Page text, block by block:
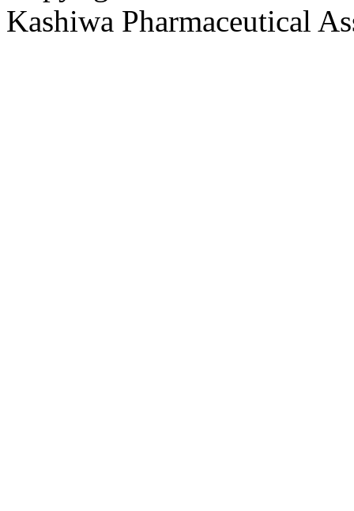
Kashiwa Pharmaceutical